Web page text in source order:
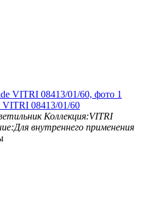
VITRI 08413/01/60
Коллекция:VITRI
Для внутреннего применения